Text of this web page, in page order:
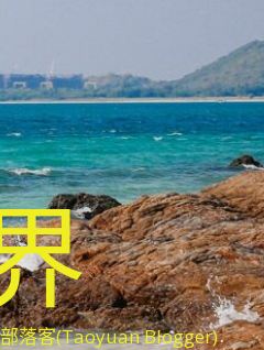
落客(Taoyuan Blogger)